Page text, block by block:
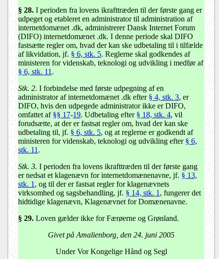
§ 28. I perioden fra lovens ikrafttræden til der første gang er
udpeget og etableret en administrator til administration af
internetdomænet .dk, administrerer Dansk Internet Forum
(DIFO) internetdomænet .dk. I denne periode skal DIFO
fastsætte regler om, hvad der kan ske udbetaling til i tilfælde
af likvidation, jf. § 6, stk. 5. Reglerne skal godkendes af
ministeren for videnskab, teknologi og udvikling i medfør af
§ 6, stk. 11 .
Stk. 2. I forbindelse med første udpegning af en
administrator af internetdomænet .dk efter § 4, stk. 3, er
DIFO, hvis den udpegede administrator ikke er DIFO,
omfattet af §§ 17-19. Udbetaling efter § 18, stk. 4, vil
forudsætte, at der er fastsat regler om, hvad der kan ske
udbetaling til, jf. § 6, stk. 5, og at reglerne er godkendt af
ministeren for videnskab, teknologi og udvikling efter § 6,
stk. 11 .
Stk. 3. I perioden fra lovens ikrafttræden til der første gang
er nedsat et klagenævn for internetdomænenavne, jf. § 13,
stk. 1 , og til der er fastsat regler for klagenævnets
virksomhed og sagsbehandling, jf. § 14, stk. 1 , fungerer det
hidtidige klagenævn, Klagenævnet for Domænenavne.
§ 29. Loven gælder ikke for Færøerne og Grønland.
Givet på Amalienborg, den 24. juni 2005
Under Vor Kongelige Hånd og Segl